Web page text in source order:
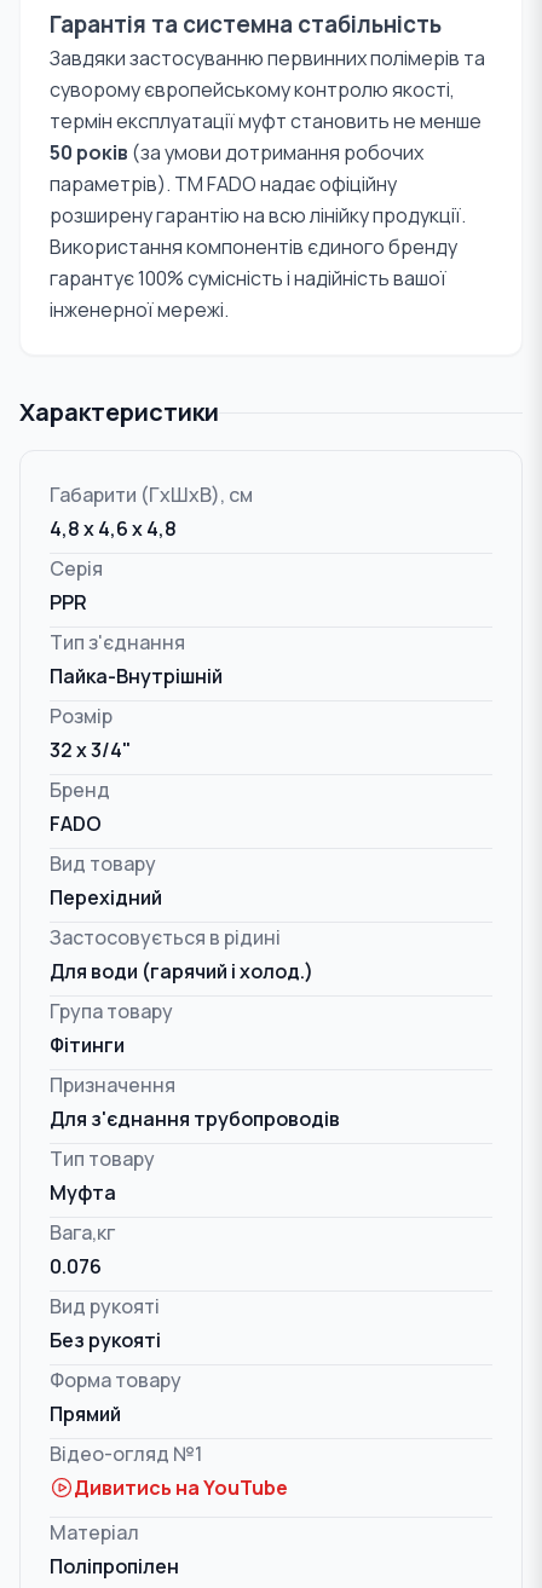
Гарантія та системна стабільність
Завдяки застосуванню первинних полімерів та
суворому європейському контролю якості,
термін експлуатації муфт становить не менше
50 років (за умови дотримання робочих
параметрів). TM FADO надає офіційну
розширену гарантію на всю лінійку продукції.
Використання компонентів єдиного бренду
гарантує 100% сумісність і надійність вашої
інженерної мережі.
Характеристики
Габарити (ГxШxВ), см
4,8 x 4,6 x 4,8
Серія
PPR
Тип з'єднання
Пайка-Внутрішній
Розмір
32 x 3/4"
Бренд
FADO
Вид товару
Перехідний
Застосовується в рідині
Для води (гарячий і холод.)
Група товару
Фітинги
Призначення
Для з'єднання трубопроводів
Тип товару
Муфта
Вага,кг
0.076
Вид рукояті
Без рукояті
Форма товару
Прямий
Відео-огляд №1
Дивитись на YouTube
Матеріал
Поліпропілен